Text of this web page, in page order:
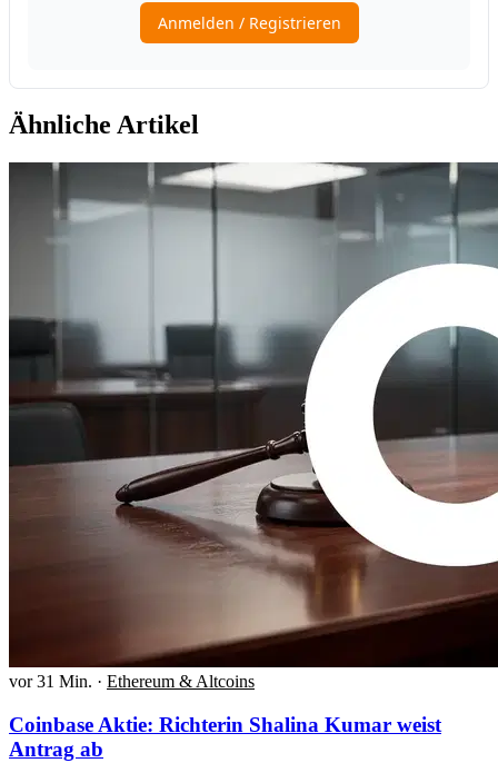
Ähnliche Artikel
vor 31 Min. · Ethereum & Altcoins
Coinbase Aktie: Richterin Shalina Kumar weist
Antrag ab